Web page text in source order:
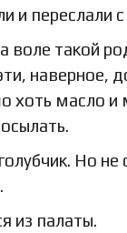
и переслали
воле такой
наверное,
хоть масло и
Но не
из палаты.